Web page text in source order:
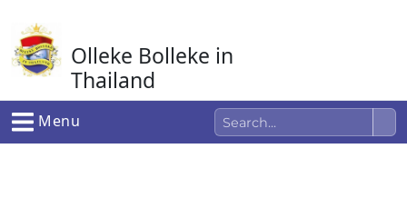
naar
de
inhoud
Olleke Bolleke in
Thailand
In Thailand
Menu